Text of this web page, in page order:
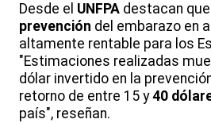
Desde el UNFPA destacan
prevención del embarazo en
altamente rentable para los
"Estimaciones realizadas
dólar invertido en la
retorno de entre 15 y40
país", reseñan.